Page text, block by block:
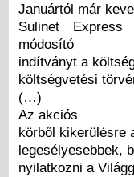
Januártól már
Sulinet Express
módosító
indítványt a
költségvetési
(…)
Az akciós
körből kikerülésre
legesélyesebbek,
nyilatkozni a